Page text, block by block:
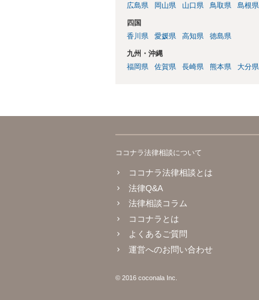
広島県
岡山県 山口県 鳥取県 島根県
四国
香川県
愛媛県 高知県 徳島県
九州・沖縄
福岡県
佐賀県 長崎県 熊本県 大分県
ココナラ法律相談について
ココナラ法律相談とは
法律Q&A
法律相談コラム
ココナラとは
よくあるご質問
運営へのお問い合わせ
© 2016 coconala Inc.